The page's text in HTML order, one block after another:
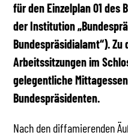
für den Einzelplan 01 des
der Institution
Bundespräsidialamt“). Zu
Arbeitssitzungen im
gelegentliche
Bundespräsidenten.
Nach den diffamierenden